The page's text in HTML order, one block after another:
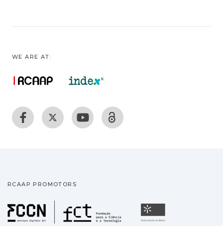
WE ARE AT:
RCAAP PROMOTORS
Fundação para a